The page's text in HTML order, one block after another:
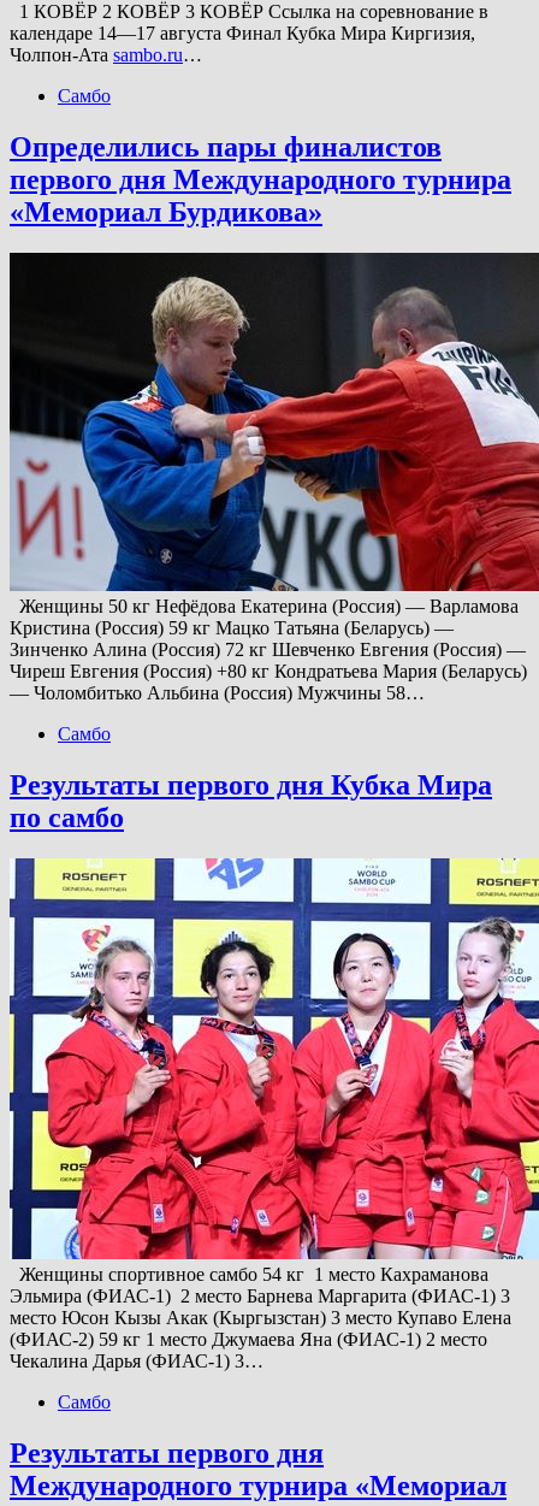
1 КОВЁР 2 КОВЁР 3 КОВЁР Ссылка на соревнование в
календаре 14—17 августа Финал Кубка Мира Киргизия,
Чолпон-Ата sambo.ru…
Самбо
Определились пары финалистов
первого дня Международного турнира
«Мемориал Бурдикова»
Женщины 50 кг Нефёдова Екатерина (Россия) — Варламова
Кристина (Россия) 59 кг Мацко Татьяна (Беларусь) —
Зинченко Алина (Россия) 72 кг Шевченко Евгения (Россия) —
Чиреш Евгения (Россия) +80 кг Кондратьева Мария (Беларусь)
— Чоломбитько Альбина (Россия) Мужчины 58…
Самбо
Результаты первого дня Кубка Мира
по самбо
Женщины спортивное самбо 54 кг 1 место Кахраманова
Эльмира (ФИАС-1) 2 место Барнева Маргарита (ФИАС-1) 3
место Юсон Кызы Акак (Кыргызстан) 3 место Купаво Елена
(ФИАС-2) 59 кг 1 место Джумаева Яна (ФИАС-1) 2 место
Чекалина Дарья (ФИАС-1) 3…
Самбо
Результаты первого дня
Международного турнира «Мемориал